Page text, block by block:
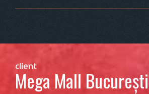
client
Mega Mall București